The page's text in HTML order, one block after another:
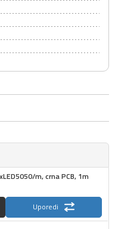
m, crna PCB, 1m
Uporedi